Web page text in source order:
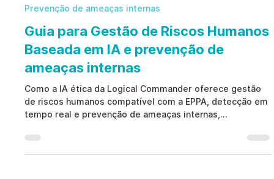
Prevenção de ameaças internas
Guia para Gestão de Riscos Humanos
Baseada em IA e prevenção de
ameaças internas
Como a IA ética da Logical Commander oferece gestão
de riscos humanos compatível com a EPPA, detecção em
tempo real e prevenção de ameaças internas,